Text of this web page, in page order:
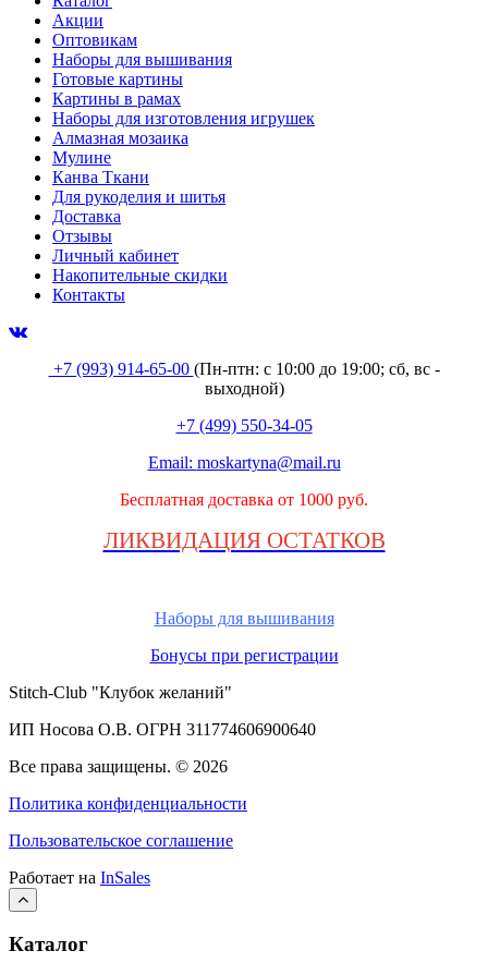
Акции
Оптовикам
Наборы для вышивания
Готовые картины
Картины в рамах
Наборы для изготовления игрушек
Алмазная мозаика
Мулине
Канва Ткани
Для рукоделия и шитья
Доставка
Отзывы
Личный кабинет
Накопительные скидки
Контакты
+7 (993) 914-65-00 (Пн-птн: с10:00 до 19:00; сб, вс -
выходной)
+7 (499) 550-34-05
Email: moskartyna@mail.ru
Бесплатная доставка от 1000 руб.
ЛИКВИДАЦИЯ ОСТАТКОВ
Наборы для вышивания
Бонусы при регистрации
Stitch-Club "Клубок желаний"
ИП Носова О.В. ОГРН 311774606900640
Все права защищены. © 2026
Политика конфиденциальности
Пользовательское соглашение
Работает на InSales
Каталог